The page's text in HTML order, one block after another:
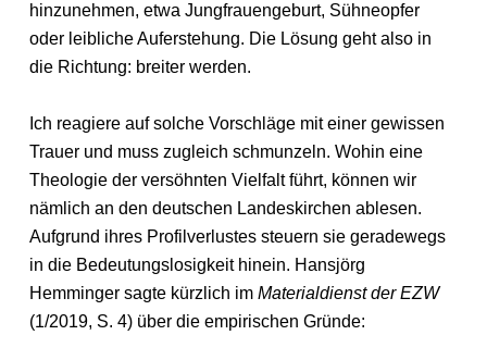
hinzunehmen, etwa Jungfrauengeburt, Sühneopfer
oder leibliche Auferstehung. Die Lösung geht also in
die Richtung: breiter werden.
Ich reagiere auf solche Vorschläge mit einer gewissen
Trauer und muss zugleich schmunzeln. Wohin eine
Theologie der versöhnten Vielfalt führt, können wir
nämlich an den deutschen Landeskirchen ablesen.
Aufgrund ihres Profilverlustes steuern sie geradewegs
in die Bedeutungslosigkeit hinein. Hansjörg
Hemminger sagte kürzlich im Materialdienst der EZW
(1/2019, S. 4) über die empirischen Gründe: